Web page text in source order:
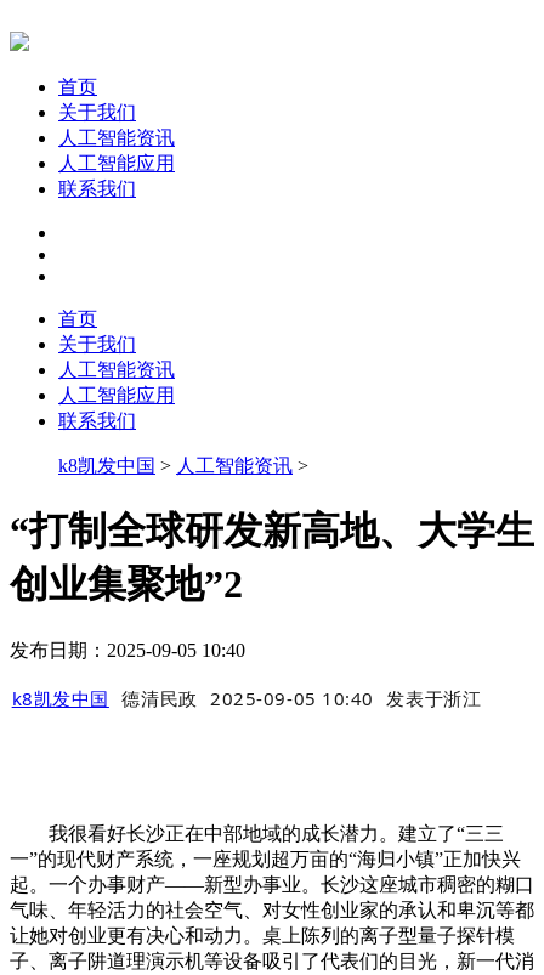
首页
关于我们
人工智能资讯
人工智能应用
联系我们
首页
关于我们
人工智能资讯
人工智能应用
联系我们
k8凯发中国 > 人工智能资讯 >
“打制全球研发新高地、大学生
创业集聚地”2
发布日期：2025-09-05 10:40
k8凯发中国 德清民政 2025-09-05 10:40 发表于浙江
我很看好长沙正在中部地域的成长潜力。建立了“三三
一”的现代财产系统，一座规划超万亩的“海归小镇”正加快兴
起。一个办事财产——新型办事业。长沙这座城市稠密的糊口
气味、年轻活力的社会空气、对女性创业家的承认和卑沉等都
让她对创业更有决心和动力。桌上陈列的离子型量子探针模
子、离子阱道理演示机等设备吸引了代表们的目光，新一代消